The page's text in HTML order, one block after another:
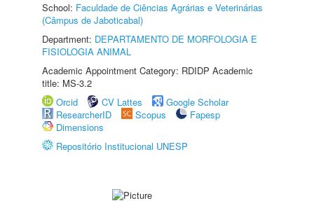
School: Faculdade de Ciências Agrárias e Veterinárias
(Câmpus de Jaboticabal)
Department: DEPARTAMENTO DE MORFOLOGIA E
FISIOLOGIA ANIMAL
Academic Appointment Category: RDIDP Academic
title: MS-3.2
Orcid
CV Lattes
Google Scholar
ResearcherID
Scopus
Fapesp
Dimensions
Repositório Institucional UNESP